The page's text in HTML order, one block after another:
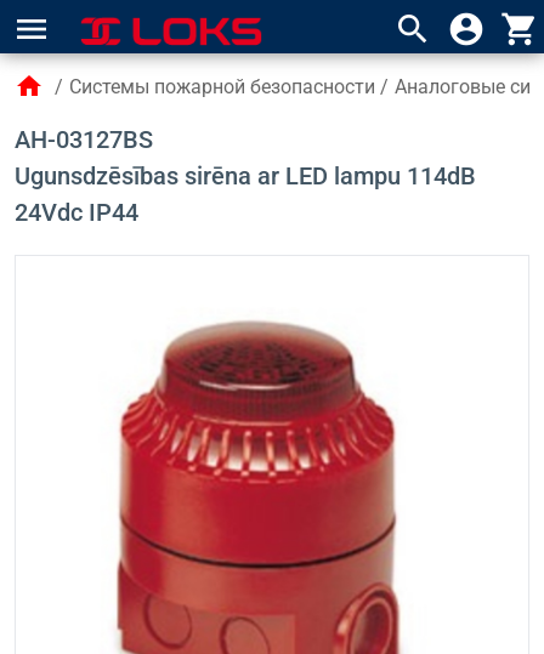
menu search account_circle shopping_cart
home / Системы пожарной безопасности / Аналоговые
AH-03127BS
Ugunsdzēsības sirēna ar LED lampu 114dB
24Vdc IP44